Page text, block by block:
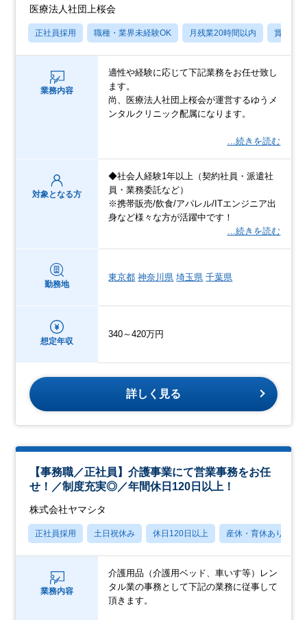
医療法人社団上桜会
正社員採用 職種・業界未経験OK 月残業20時間以内 賞与あり
業務内容
適性や経験に応じて下記業務をお任せ致し
ます。
尚、医療法人社団上桜会が運営するゆうメ
ンタルクリニック配属になります。
…続きを読む
対象となる方
◆社会人経験1年以上（契約社員・派遣社
員・業務委託など）
※携帯販売/飲食/アパレル/ITエンジニア出
身など様々な方が活躍中です！
…続きを読む
勤務地
東京都 神奈川県 埼玉県 千葉県
想定年収
340～420万円
詳しく見る
【事務職／正社員】介護事業にて営業事務をお任
せ！／制度充実◎／年間休日120日以上！
株式会社ヤマシタ
正社員採用 土日祝休み 休日120日以上 産休・育休あり
業務内容
介護用品（介護用ベッド、車いす等）レン
タル業の事務として下記の業務に従事して
頂きます。